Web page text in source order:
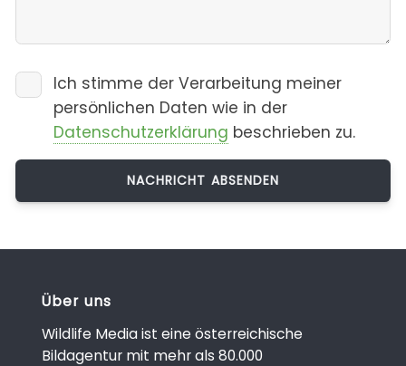
Ich stimme der Verarbeitung meiner
persönlichen Daten wie in der
Datenschutzerklärung beschrieben zu.
Über uns
Wildlife Media ist eine österreichische
Bildagentur mit mehr als 80.000